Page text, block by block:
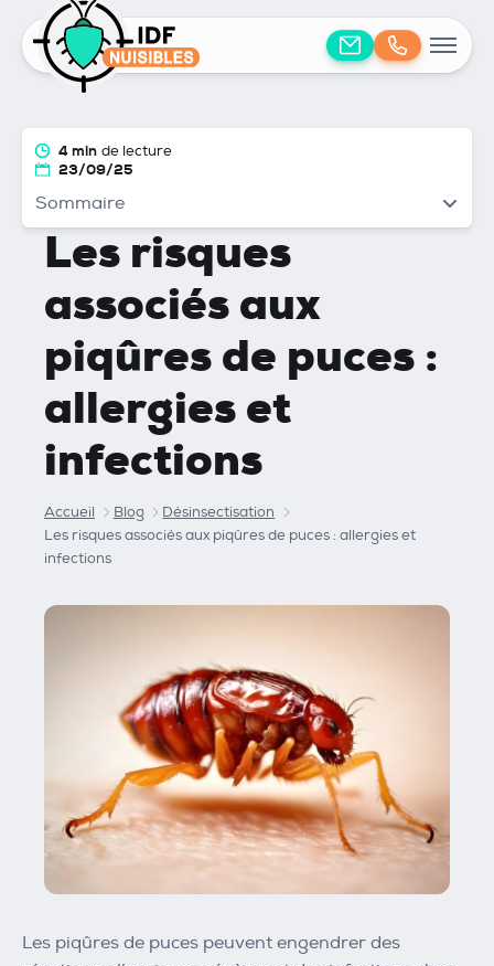
4 min de lecture
23/09/25
Sommaire
Les risques
associés aux
piqûres de puces :
allergies et
infections
Accueil Blog
Désinsectisation
Les risques associés aux piqûres de puces : allergies et
infections
Les piqûres de puces peuvent engendrer des